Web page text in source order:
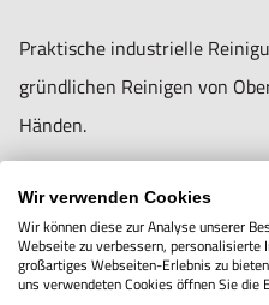
Informationen zur
Nur für technisch versierte
Anwender sowie
Nur für den vorhergesehenen
Unsachgemäße Verwendung
Verletzungen führen.
Praktische industrielle
gründlichen Reinigen von
Händen.
Zum Entfernen von Fett,
etc.
Wir verwenden Cookies
Wir können diese zur Analyse unserer
Webseite zu verbessern, personalisierte
großartiges Webseiten-Erlebnis zu
uns verwendeten Cookies öffnen Sie die